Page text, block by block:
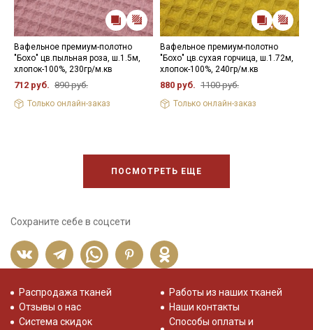
Вафельное премиум-полотно
"Бохо" цв.пыльная роза, ш.1.5м,
хлопок-100%, 230гр/м.кв
712 руб. 890 руб.
Только онлайн-заказ
Вафельное премиум-полотно
"Бохо" цв.сухая горчица, ш.1.72м,
хлопок-100%, 240гр/м.кв
880 руб. 1100 руб.
Только онлайн-заказ
ПОСМОТРЕТЬ ЕЩЕ
Сохраните себе в соцсети
Распродажа тканей
Отзывы о нас
Система скидок
Работы из наших тканей
Наши контакты
Способы оплаты и